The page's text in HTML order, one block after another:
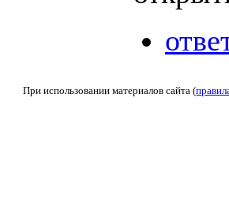
При использовании материалов сайта (